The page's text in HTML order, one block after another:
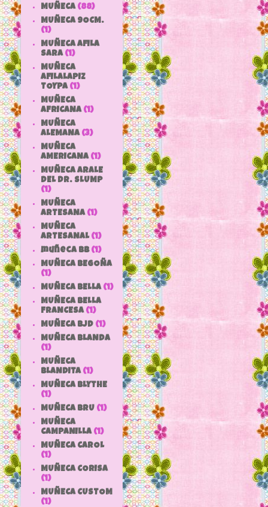
MUÑECA (88)
MUÑECA 9OCM.
(1)
MUÑECA AFILA
SARA (1)
MUÑECA
AFILALAPIZ
TOYPA (1)
MUÑECA
AFRICANA (1)
MUÑECA
ALEMANA (3)
MUÑECA
AMERICANA (1)
MUÑECA ARALE
DEL DR. SLUMP
(1)
MUÑECA
ARTESANA (1)
MUÑECA
ARTESANAL (1)
muñeca bb (1)
MUÑECA BEGOÑA
(1)
MUÑECA BELLA (1)
MUÑECA BELLA
FRANCESA (1)
MUÑECA BJD (1)
MUÑECA BLANDA
(1)
MUÑECA
BLANDITA (1)
MUÑECA BLYTHE
(1)
MUÑECA BRU (1)
MUÑECA
CAMPANILLA (1)
MUÑECA CAROL
(1)
MUÑECA CORISA
(1)
MUÑECA CUSTOM
(1)